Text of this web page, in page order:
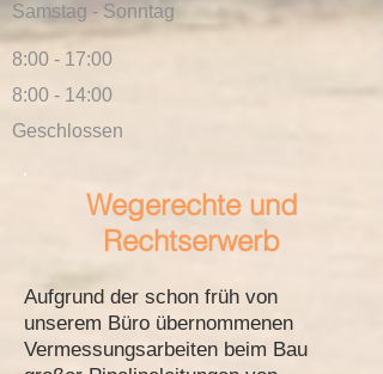
Samstag - Sonntag
8:00 - 17:00
8:00 - 14:00
Geschlossen
Wegerechte und
Rechtserwerb
Aufgrund der schon früh von
unserem Büro übernommenen
Vermessungsarbeiten beim Bau